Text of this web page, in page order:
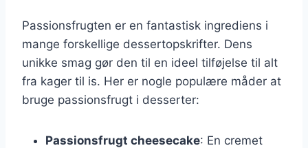
Passionsfrugten er en fantastisk ingrediens i
mange forskellige dessertopskrifter. Dens
unikke smag gør den til en ideel tilføjelse til alt
fra kager til is. Her er nogle populære måder at
bruge passionsfrugt i desserter:
Passionsfrugt cheesecake: En cremet